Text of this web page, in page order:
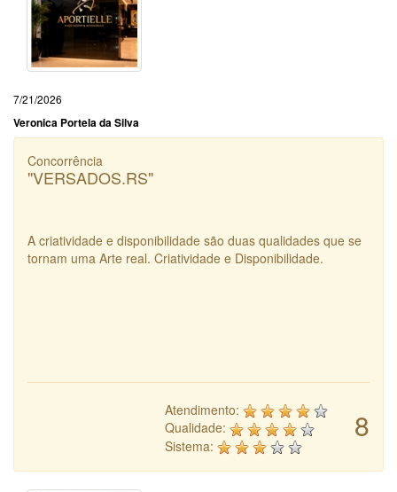
7/21/2026
Veronica Portela da Silva
Concorrência
"VERSADOS.RS"
A criatividade e disponibilidade são duas qualidades que se
tornam uma Arte real. Criatividade e Disponibilidade.
8
Atendimento:
Qualidade:
Sistema: